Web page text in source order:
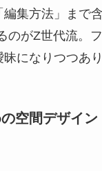
集方法」まで
のがZ世代流。
になりつつあり
の空間デザイ